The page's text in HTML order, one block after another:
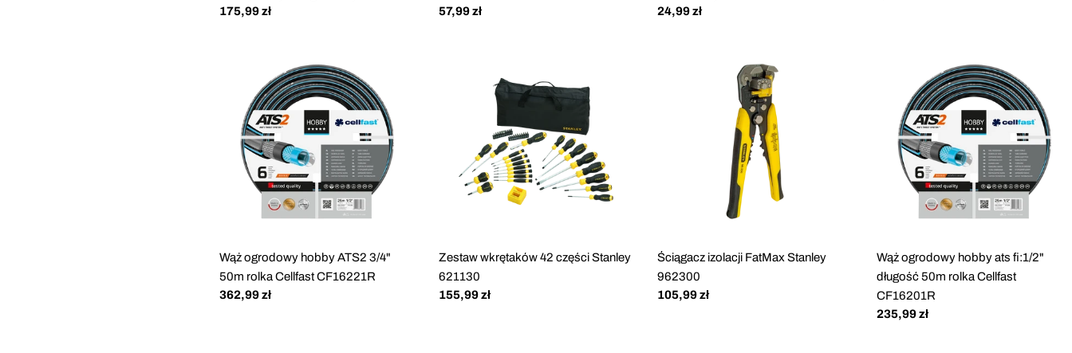
Cena
175,99 zł
Cena
57,99 zł
Cena
24,99 zł
Wąż ogrodowy hobby ATS2 3/4"
50m rolka Cellfast CF16221R
Cena
362,99 zł
Zestaw wkrętaków 42 części Stanley
621130
Cena
155,99 zł
Ściągacz izolacji FatMax Stanley
962300
Cena
105,99 zł
Wąż ogrodowy hobby ats fi:1/2"
długość 50m rolka Cellfast
CF16201R
Cena
235,99 zł